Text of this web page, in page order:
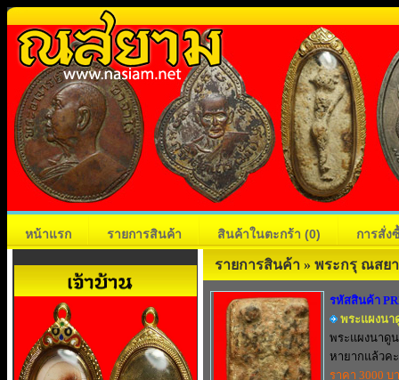
หน้าแรก รายการสินค้า สินค้าในตะกร้า (0) การสั่ง
รายการสินค้า » พระกรุ ณสยา
รหัสสินค้า
พระแผงนา
พระแผงนาดู
หายากแล้วคะ
ราคา 3000 บ